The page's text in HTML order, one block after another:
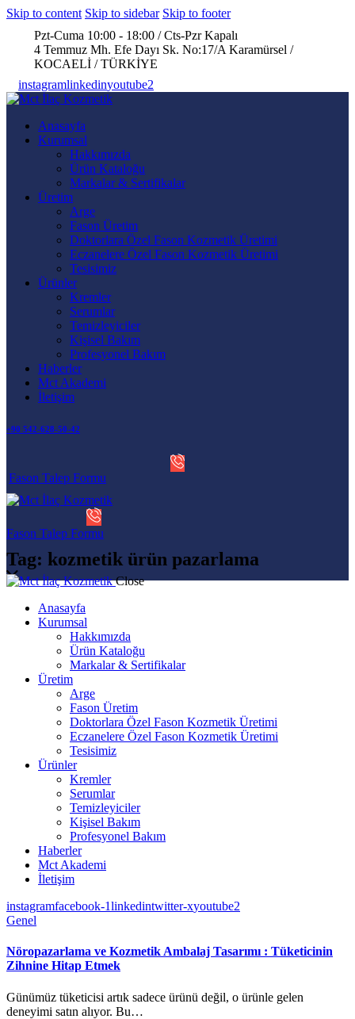
Skip to content Skip to sidebar Skip to footer
Pzt-Cuma 10:00 - 18:00 / Cts-Pzr Kapalı
4 Temmuz Mh. Efe Dayı Sk. No:17/A Karamürsel /
KOCAELİ / TÜRKİYE
instagramlinkedinyoutube2
Anasayfa
Kurumsal
Hakkımızda
Ürün Kataloğu
Markalar & Sertifikalar
Üretim
Arge
Fason Üretim
Doktorlara Özel Fason Kozmetik Üretimi
Eczanelere Özel Fason Kozmetik Üretimi
Tesisimiz
Ürünler
Kremler
Serumlar
Temizleyiciler
Kişisel Bakım
Profesyonel Bakım
Haberler
Mct Akademi
İletişim
+90 542-628-50-42
Fason Talep Formu
Fason Talep Formu
Tag: kozmetik ürün pazarlama
Close
Anasayfa
Kurumsal
Hakkımızda
Ürün Kataloğu
Markalar & Sertifikalar
Üretim
Arge
Fason Üretim
Doktorlara Özel Fason Kozmetik Üretimi
Eczanelere Özel Fason Kozmetik Üretimi
Tesisimiz
Ürünler
Kremler
Serumlar
Temizleyiciler
Kişisel Bakım
Profesyonel Bakım
Haberler
Mct Akademi
İletişim
instagramfacebook-1linkedintwitter-xyoutube2
Genel
Nöropazarlama ve Kozmetik Ambalaj Tasarımı : Tüketicinin
Zihnine Hitap Etmek
Günümüz tüketicisi artık sadece ürünü değil, o ürünle gelen
deneyimi satın alıyor. Bu…